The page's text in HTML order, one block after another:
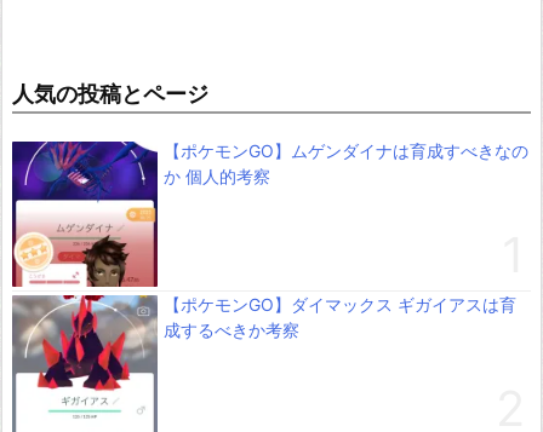
人気の投稿とページ
【ポケモンGO】ムゲンダイナは育成すべきなの
か 個人的考察
【ポケモンGO】ダイマックス ギガイアスは育
成するべきか考察